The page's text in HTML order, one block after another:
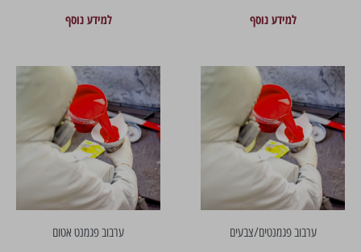
למידע נוסף למידע נוסף
ערבוב פגמנטים/צבעים ערבוב פגמנט אטום